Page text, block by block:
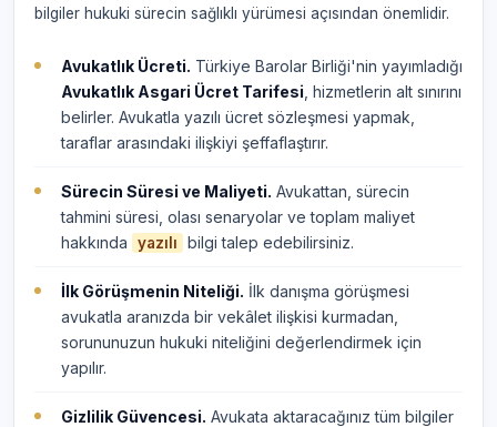
bilgiler hukuki sürecin sağlıklı yürümesi açısından önemlidir.
Avukatlık Ücreti. Türkiye Barolar Birliği'nin yayımladığı
Avukatlık Asgari Ücret Tarifesi , hizmetlerin alt sınırını
belirler. Avukatla yazılı ücret sözleşmesi yapmak,
taraflar arasındaki ilişkiyi şeffaflaştırır.
Sürecin Süresi ve Maliyeti. Avukattan, sürecin
tahmini süresi, olası senaryolar ve toplam maliyet
hakkında
yazılı bilgi talep edebilirsiniz.
İlk Görüşmenin Niteliği. İlk danışma görüşmesi
avukatla aranızda bir vekâlet ilişkisi kurmadan,
sorununuzun hukuki niteliğini değerlendirmek için
yapılır.
Gizlilik Güvencesi. Avukata aktaracağınız tüm bilgiler